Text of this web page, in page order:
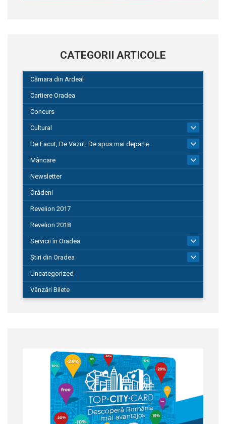
CATEGORII ARTICOLE
Cămara din Ardeal
Cartiere Oradea
Concurs
Cultural
De Facut, De Vazut, De spus mai departe…
580
Mâncare
Newsletter
Orădeni
Revelion 2017
Revelion 2018
Servicii în Oradea
Știri din Oradea
Uncategorized
Vânzări Bilete